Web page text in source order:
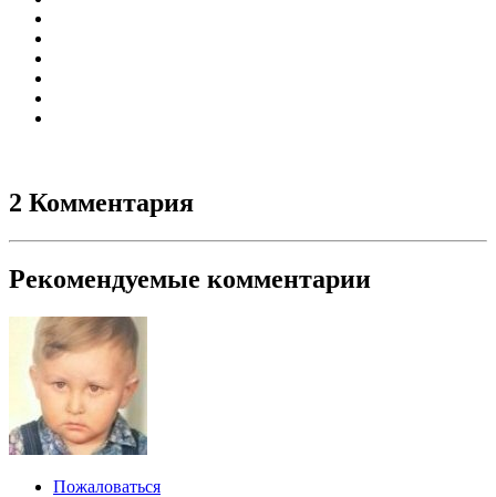
2 Комментария
Рекомендуемые комментарии
Пожаловаться